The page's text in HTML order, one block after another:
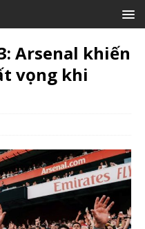
Arsenal khiến
vọng khi